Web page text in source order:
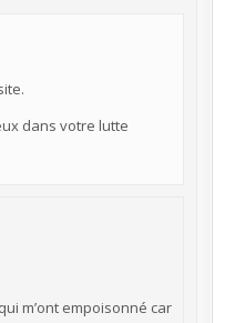
dans votre lutte
m’ont empoisonné car